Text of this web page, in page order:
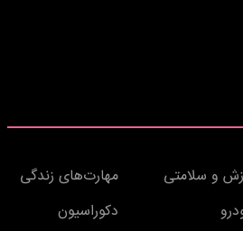
و سلامتی
مهارت‌های زندگی
دکوراسیون